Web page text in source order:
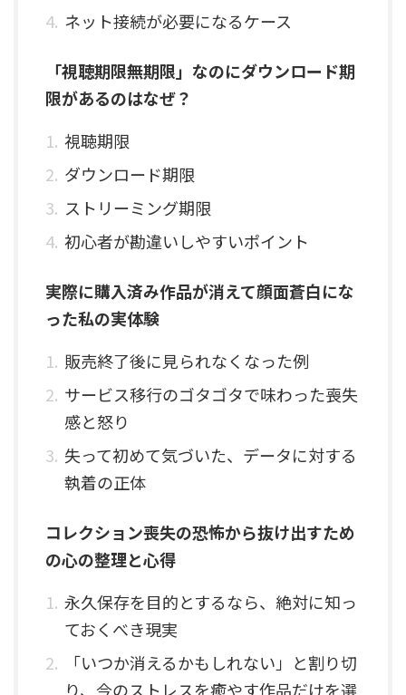
ネット接続が必要になるケース
「視聴期限無期限」なのにダウンロード期
限があるのはなぜ？
視聴期限
ダウンロード期限
ストリーミング期限
初心者が勘違いしやすいポイント
実際に購入済み作品が消えて顔面蒼白にな
った私の実体験
販売終了後に見られなくなった例
サービス移行のゴタゴタで味わった喪失
感と怒り
失って初めて気づいた、データに対する
執着の正体
コレクション喪失の恐怖から抜け出すため
の心の整理と心得
永久保存を目的とするなら、絶対に知っ
ておくべき現実
「いつか消えるかもしれない」と割り切
り、今のストレスを癒やす作品だけを選